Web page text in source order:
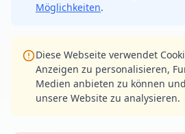
Möglichkeiten.
Diese Webseite verwendet
Anzeigen zu personalisieren,
Medien anbieten zu können
unsere Website zu analysieren.